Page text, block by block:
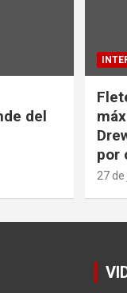
del
por
27